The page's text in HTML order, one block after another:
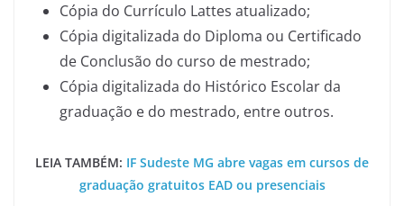
Cópia do Currículo Lattes atualizado;
Cópia digitalizada do Diploma ou Certificado
de Conclusão do curso de mestrado;
Cópia digitalizada do Histórico Escolar da
graduação e do mestrado, entre outros.
LEIA TAMBÉM: IF Sudeste MG abre vagas em cursos de
graduação gratuitos EAD ou presenciais